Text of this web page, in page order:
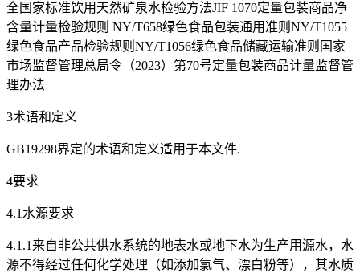
全国家标准饮用天然矿泉水检验方法JIF 1070定量包装商品净
含量计量检验规则 NY/T658绿色食品包装通用准则NY/T1055
绿色食品产品检验规则NY/T1056绿色食品储藏运输准则国家
市场监督管理总局令（2023）第70号定量包装商品计量监督管
理办法
3术语和定义
GB19298界定的术语和定义适用于本文件.
4要求
4.1水源要求
4.1.1来自非公共供水系统的地表水或地下水为生产用源水，水
源不得经过任何化学处理（如添加氯气、漂白粉等），其水质